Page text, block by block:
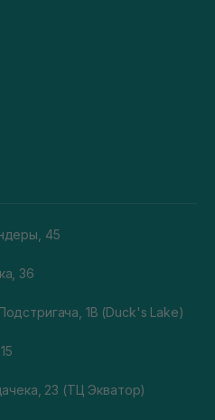
45
36
1В (Duck's Lake)
23 (ТЦ Экватор)